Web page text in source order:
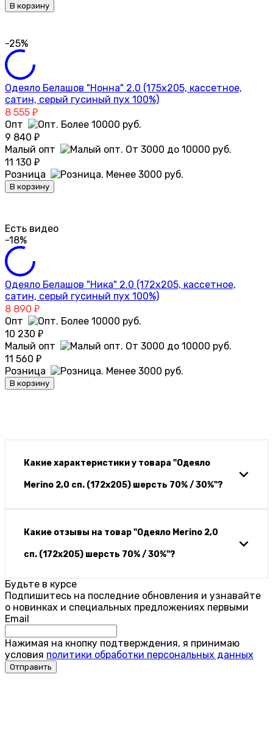
В корзину
-25%
Одеяло Белашов "Нонна" 2.0 (175х205, кассетное,
сатин, серый гусиный пух 100%)
8 555 ₽
Опт
9 840 ₽
Малый опт
11 130 ₽
Розница
В корзину
Есть видео
-18%
Одеяло Белашов "Ника" 2.0 (172х205, кассетное,
сатин, серый гусиный пух 100%)
8 890 ₽
Опт
10 230 ₽
Малый опт
11 560 ₽
Розница
В корзину
Какие характеристики у товара "Одеяло
Merino 2,0 сп. (172х205) шерсть 70% / 30%"?
Какие отзывы на товар "Одеяло Merino 2,0
сп. (172х205) шерсть 70% / 30%"?
Будьте в курсе
Подпишитесь на последние обновления и узнавайте
о новинках и специальных предложениях первыми
Email
Нажимая на кнопку подтверждения, я принимаю
условия политики обработки персональных данных